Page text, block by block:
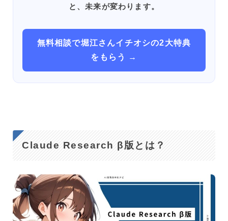
と、未来が変わります。
無料相談で堀江さんイチオシの2大特典
をもらう →
Claude Research β版とは？